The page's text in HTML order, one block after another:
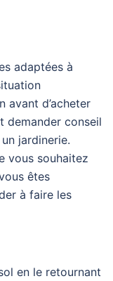
adaptées à
avant d’acheter
demander conseil
jardinerie.
vous souhaitez
êtes
à faire les
en le retournant